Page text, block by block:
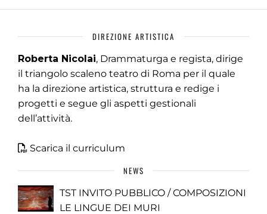
DIREZIONE ARTISTICA
Roberta Nicolai, Drammaturga e regista, dirige
il triangolo scaleno teatro di Roma per il quale
ha la direzione artistica, struttura e redige i
progetti e segue gli aspetti gestionali
dell’attività.
Scarica il curriculum
NEWS
TST INVITO PUBBLICO / COMPOSIZIONI
LE LINGUE DEI MURI